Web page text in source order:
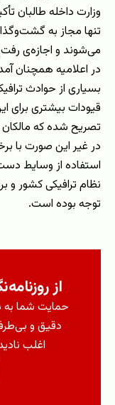
وزارت داخله طالبان
تنها مجاز به
می‌شوند و اجازه‌ی
در اعلامیه همچنان
بسیاری از حوادث
قیودات بیشتری برای
تصریح شده که مالکان
در غیر این صورت با
استفاده از وسایط
نظام ترافیکی کشور و
توجه بوده است.
از
حمایت شما به
دقیق و
اغلب